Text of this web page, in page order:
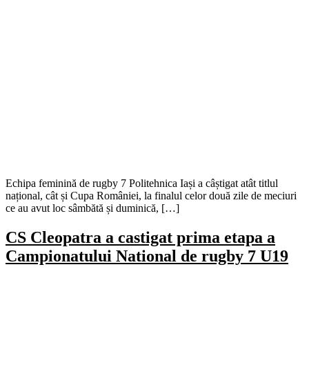
Echipa feminină de rugby 7 Politehnica Iași a câștigat atât titlul
național, cât și Cupa României, la finalul celor două zile de meciuri
ce au avut loc sâmbătă și duminică, […]
CS Cleopatra a castigat prima etapa a
Campionatului National de rugby 7 U19